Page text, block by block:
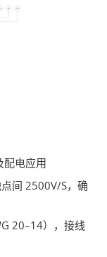
电应用
间 2500V/S，确
20–14），接线